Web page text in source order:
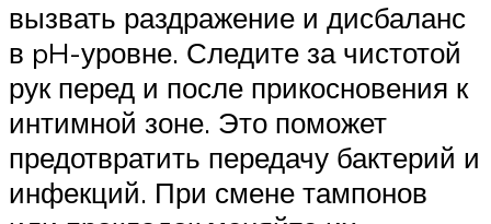
вызвать раздражение и дисбаланс
в pH-уровне. Следите за чистотой
рук перед и после прикосновения к
интимной зоне. Это поможет
предотвратить передачу бактерий и
инфекций. При смене тампонов